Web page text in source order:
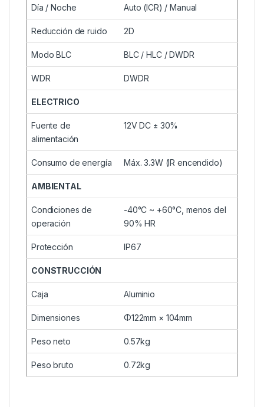
Día / Noche Auto (ICR) / Manual
Reducción de ruido 2D
Modo BLC BLC / HLC / DWDR
WDR DWDR
ELECTRICO
Fuente de
alimentación
12V DC ± 30%
Consumo de energía Máx. 3.3W (IR encendido)
AMBIENTAL
Condiciones de
operación
-40°C ~ +60°C, menos del
90% HR
Protección IP67
CONSTRUCCIÓN
Caja Aluminio
Dimensiones Φ122mm × 104mm
Peso neto 0.57kg
Peso bruto 0.72kg